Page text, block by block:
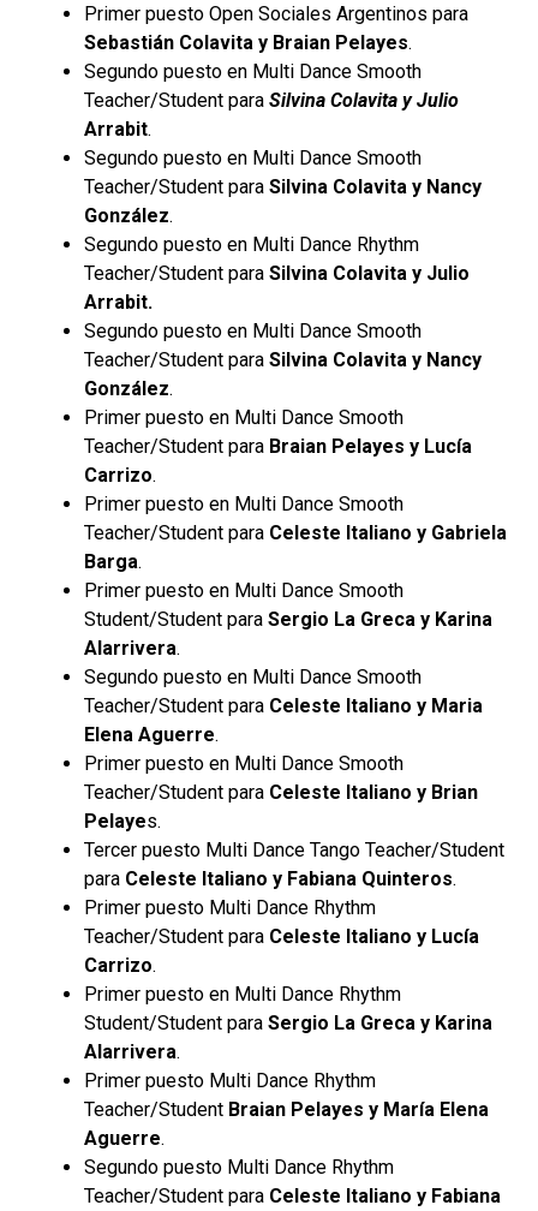
Primer puesto Open Sociales Argentinos para
Sebastián Colavita y Braian Pelayes.
Segundo puesto en Multi Dance Smooth
Teacher/Student para Silvina Colavita y Julio
Arrabit.
Segundo puesto en Multi Dance Smooth
Teacher/Student para Silvina Colavita y Nancy
González.
Segundo puesto en Multi Dance Rhythm
Teacher/Student para Silvina Colavita y Julio
Arrabit.
Segundo puesto en Multi Dance Smooth
Teacher/Student para Silvina Colavita y Nancy
González.
Primer puesto en Multi Dance Smooth
Teacher/Student para Braian Pelayes y Lucía
Carrizo.
Primer puesto en Multi Dance Smooth
Teacher/Student para Celeste Italiano y Gabriela
Barga.
Primer puesto en Multi Dance Smooth
Student/Student para Sergio La Greca y Karina
Alarrivera.
Segundo puesto en Multi Dance Smooth
Teacher/Student para Celeste Italiano y Maria
Elena Aguerre.
Primer puesto en Multi Dance Smooth
Teacher/Student para Celeste Italiano y Brian
Pelayes.
Tercer puesto Multi Dance Tango Teacher/Student
para Celeste Italiano y Fabiana Quinteros.
Primer puesto Multi Dance Rhythm
Teacher/Student para Celeste Italiano y Lucía
Carrizo.
Primer puesto en Multi Dance Rhythm
Student/Student para Sergio La Greca y Karina
Alarrivera.
Primer puesto Multi Dance Rhythm
Teacher/Student Braian Pelayes y María Elena
Aguerre.
Segundo puesto Multi Dance Rhythm
Teacher/Student para Celeste Italiano y Fabiana